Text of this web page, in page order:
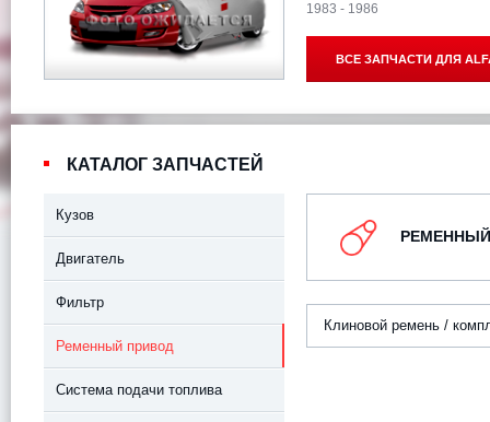
1983 - 1986
ВСЕ ЗАПЧАСТИ ДЛЯ
КАТАЛОГ ЗАПЧАСТЕЙ
Кузов
Двигатель
Фильтр
Ременный привод
Система подачи топлива
Клиновой ремень /